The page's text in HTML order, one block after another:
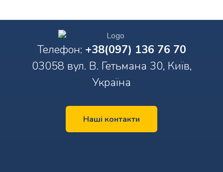
Телефон: +38(097) 136 76 70
03058 вул. В. Гетьмана 30, Київ,
Україна
Наші контакти